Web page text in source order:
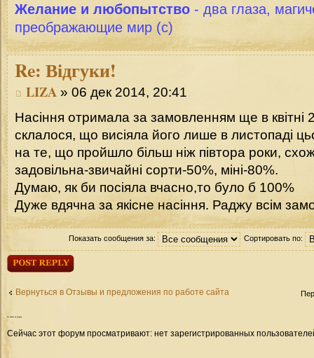
Желание и любопытство - два глаза,
преображающие мир (с)
Re: Відгуки!
LIZA » 06 дек 2014, 20:41
Насіння отримала за замовленням ще в квітні
склалося, що висіяла його лише в листопаді
на те, що пройшло більш ніж півтора роки,
задовільна-звичайні сорти-50%, міні-80%.
Думаю, як би посіяла вчасно,то було б 100%
Дуже вдячна за якісне насіння. Раджу всім
Показать сообщения за: Сортировать по:
Ответить
Вернуться в Отзывы и предложения по работе сайта
Кто сейчас на форуме
Сейчас этот форум просматривают: нет зарегистрированных